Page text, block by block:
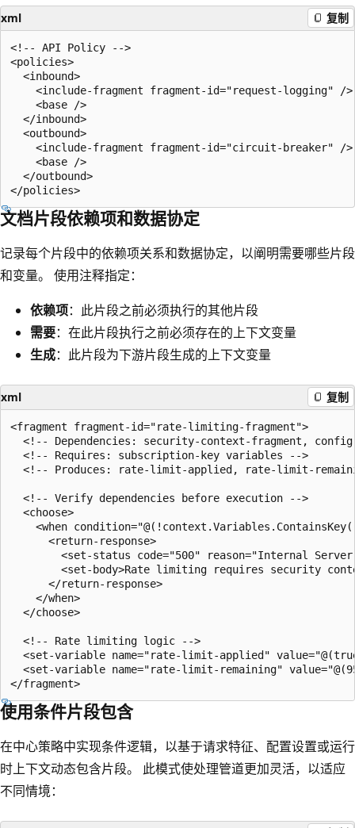
xml 复制
<!-- API Policy -->
<policies>
  <inbound>
    <include-fragment fragment-id="request-logging" />
    <base />
  </inbound>
  <outbound>
    <include-fragment fragment-id="circuit-breaker" />
    <base />
  </outbound>
文档片段依赖项和数据协定
记录每个片段中的依赖项关系和数据协定，以阐明需要哪些片段
和变量。 使用注释指定：
依赖项：此片段之前必须执行的其他片段
需要：在此片段执行之前必须存在的上下文变量
生成：此片段为下游片段生成的上下文变量
xml 复制
<fragment fragment-id="rate-limiting-fragment">
<!-- Dependencies: security-context-fragment,
  <!-- Requires: subscription-key variables -->
<!-- Produces: rate-limit-applied, rate-limit-
  <!-- Verify dependencies before execution -->
  <choose>
<when
      <return-response>
<set-status code="500" reason="Internal
<set-body>Rate limiting requires security
      </return-response>
    </when>
  </choose>
  <!-- Rate limiting logic -->
<set-variable name="rate-limit-applied"
<set-variable name="rate-limit-remaining"
使用条件片段包含
在中心策略中实现条件逻辑，以基于请求特征、配置设置或运行
时上下文动态包含片段。 此模式使处理管道更加灵活，以适应
不同情境：